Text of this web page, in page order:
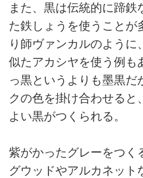
また、黒は伝統的に蹄鉄
た鉄しょうを使うことが
り師ヴァンカルのように
似たアカシヤを使う例も
っ黒というよりも墨黒だ
クの色を掛け合わせると
よい黒がつくられる。
紫がかったグレーをつく
グウッドやアルカネット